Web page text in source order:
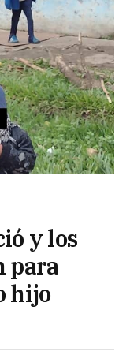
y los
para
hijo